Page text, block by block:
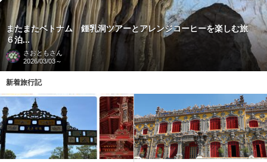
またまたベトナム 鍾乳洞ツアーとアレンジコーヒーを楽しむ旅
６泊...
さおともさん
2026/03/03～
新着旅行記